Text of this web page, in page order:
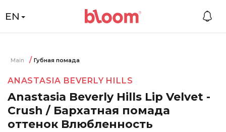
EN
Main Губная помада
ANASTASIA BEVERLY HILLS
Anastasia Beverly Hills Lip Velvet -
Crush / Бархатная помада
оттенок Влюбленность